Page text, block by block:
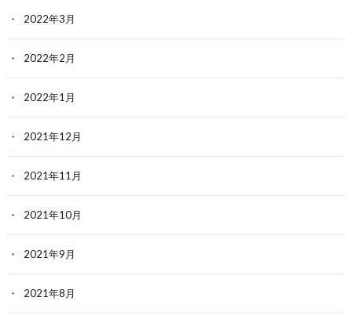
2022年3月
2022年2月
2022年1月
2021年12月
2021年11月
2021年10月
2021年9月
2021年8月